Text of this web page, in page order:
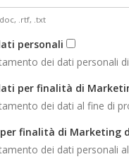
.rtf, .txt
personali
dei dati
per finalità di
dei dati al fine
finalità di Marketing
dei dati